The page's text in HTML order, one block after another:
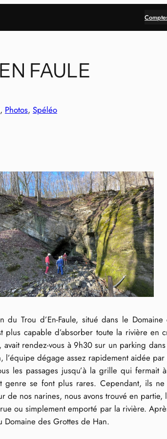
FAULE
, Photos, Spéléo
Trou d’En-Faule, situé dans le
capable d’absorber toute la rivière
rendez-vous à 9h30 sur un parking
dégage assez rapidement aidée
les passages jusqu’à la grille qui
se font plus rares. Cependant, ils ne
nos narines, nous avons trouvé en
ou simplement emporté par la rivière.
des Grottes de Han.